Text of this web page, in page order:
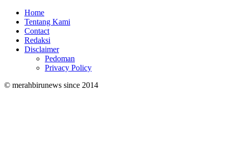
Home
Tentang Kami
Contact
Redaksi
Disclaimer
Pedoman
Privacy Policy
© merahbirunews since 2014